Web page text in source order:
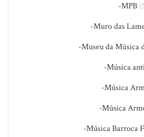
-MPB
-Muro das
-Museu da Música
-Música
-Música
-Música
-Música Barroca